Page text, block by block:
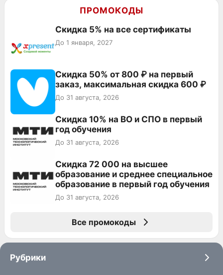
ПРОМОКОДЫ
Скидка 5% на все сертификаты
До 1 января, 2027
Скидка 50% от 800 ₽ на первый
заказ, максимальная скидка 600 ₽
До 31 августа, 2026
Скидка 10% на ВО и СПО в первый
год обучения
До 31 августа, 2026
Скидка 72 000 на высшее
образование и среднее специальное
образование в первый год обучения
До 31 августа, 2026
Все промокоды
Рубрики